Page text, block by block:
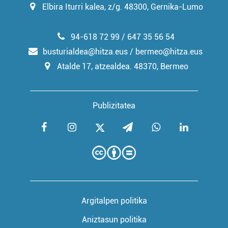
Elbira Iturri kalea, z/g. 48300, Gernika-Lumo
Publizitatea
94-618 72 99 / 647 35 56 54
busturialdea@hitza.eus / bermeo@hitza.eus
Atalde 17, atzealdea. 48370, Bermeo
Argitalpen politika
Aniztasun politika